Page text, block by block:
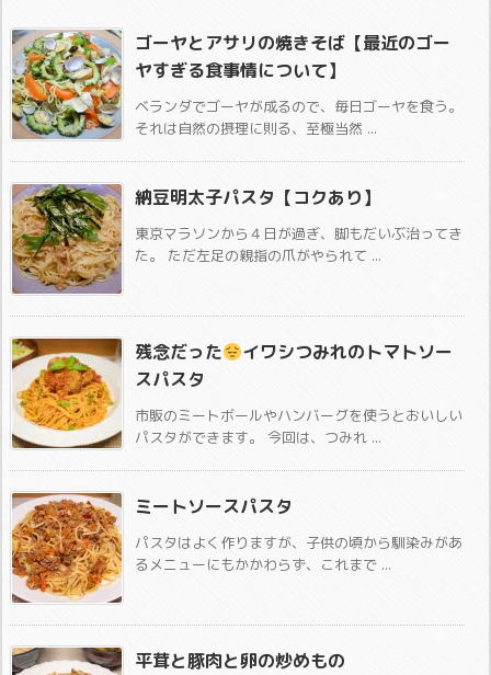
ゴーヤとアサリの焼きそば【最近のゴー
ヤすぎる食事情について】
ベランダでゴーヤが成るので、毎日ゴーヤを食う。
それは自然の摂理に則る、至極当然 ...
納豆明太子パスタ【コクあり】
東京マラソンから４日が過ぎ、脚もだいぶ治ってき
た。 ただ左足の親指の爪がやられて ...
残念だった
イワシつみれのトマトソー
スパスタ
市販のミートボールやハンバーグを使うとおいしい
パスタができます。 今回は、つみれ ...
ミートソースパスタ
パスタはよく作りますが、子供の頃から馴染みがあ
るメニューにもかかわらず、これまで ...
平茸と豚肉と卵の炒めもの